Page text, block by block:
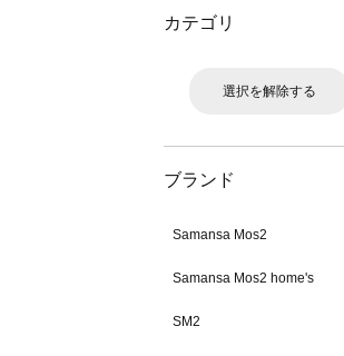
カテゴリ
選択を解除する
ブランド
Samansa Mos2
Samansa Mos2 home's
SM2